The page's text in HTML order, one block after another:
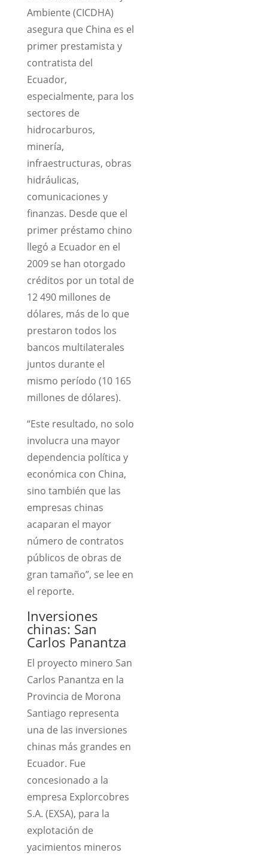
Ambiente (CICDHA)
asegura que China es el
primer prestamista y
contratista del
Ecuador,
especialmente, para los
sectores de
hidrocarburos,
minería,
infraestructuras, obras
hidráulicas,
comunicaciones y
finanzas. Desde que el
primer préstamo chino
llegó a Ecuador en el
2009 se han otorgado
créditos por un total de
12 490 millones de
dólares, más de lo que
prestaron todos los
bancos multilaterales
juntos durante el
mismo período (10 165
millones de dólares).
“Este resultado, no solo
involucra una mayor
dependencia política y
económica con China,
sino también que las
empresas chinas
acaparan el mayor
número de contratos
públicos de obras de
gran tamaño”, se lee en
el reporte.
Inversiones
chinas: San
Carlos Panantza
El proyecto minero San
Carlos Panantza en la
Provincia de Morona
Santiago representa
una de las inversiones
chinas más grandes en
Ecuador. Fue
concesionado a la
empresa Explorcobres
S.A. (EXSA), para la
explotación de
yacimientos mineros